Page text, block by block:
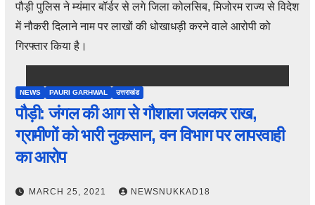
पौड़ी पुलिस ने म्यंमार बॉर्डर से लगे जिला कोलसिब, मिजोरम राज्य से विदेश
में नौकरी दिलाने नाम पर लाखों की धोखाधड़ी करने वाले आरोपी को
गिरफ्तार किया है।
NEWS PAURI GARHWAL उत्तराखंड
पौड़ी: जंगल की आग से गौशाला जलकर राख,
ग्रामीणों को भारी नुकसान, वन विभाग पर लापरवाही
का आरोप
MARCH 25, 2021 NEWSNUKKAD18